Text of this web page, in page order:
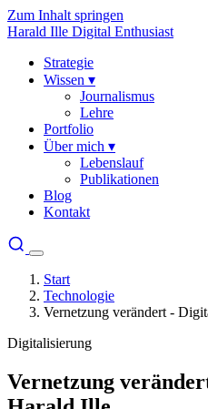
Zum Inhalt springen
Harald Ille Digital Enthusiast
Strategie
Wissen ▾
Journalismus
Lehre
Portfolio
Über mich ▾
Lebenslauf
Publikationen
Blog
Kontakt
Start
Technologie
Vernetzung verändert -
Digitalisierung
Vernetzung